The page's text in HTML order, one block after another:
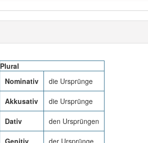
Plural
Nominativ
die Ursprünge
Akkusativ die Ursprünge
Dativ den Ursprüngen
Genitiv der Ursprünge